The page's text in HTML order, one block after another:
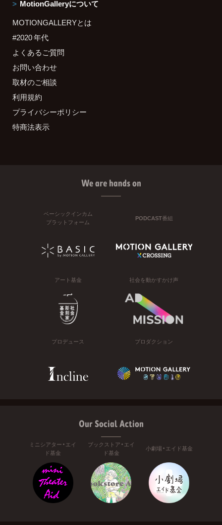
MotionGalleryについて
MOTIONGALLERYとは
#2020 年代
よくあるご質問
お問い合わせ
取材のご相談
利用規約
プライバシーポリシー
特商法表示
We are hands on
ベーシックインカム
プラットフォーム
PODCAST番組
アート基金 社会を動かすかけ声
プロデュース プロダクション
Our Social Action
ミニシアター・エイ
ド基金
ブックストア・エイ
ド基金
小劇場・エイド基金